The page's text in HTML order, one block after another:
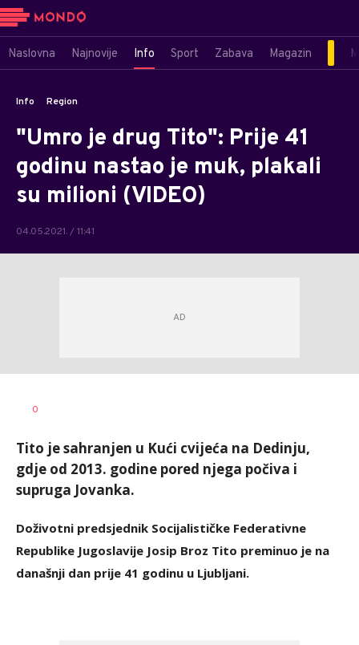
Naslovna Najnovije Info Sport Zabava Magazin
Info Region
"Umro je drug Tito": Prije 41
godinu nastao je muk, plakali
su milioni (VIDEO)
04.05.2021. / 11:41
AUTOR
0
Tito je sahranjen u Kući cvijeća na Dedinju,
gdje od 2013. godine pored njega počiva i
supruga Jovanka.
Doživotni predsjednik Socijalističke Federativne
Republike Jugoslavije Josip Broz Tito preminuo je na
današnji dan prije 41 godinu u Ljubljani.